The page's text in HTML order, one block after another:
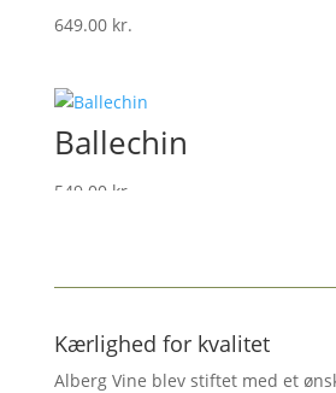
649.00 kr.
Ballechin
549.00 kr.
Kærlighed for kvalitet
Alberg Vine blev stiftet med et